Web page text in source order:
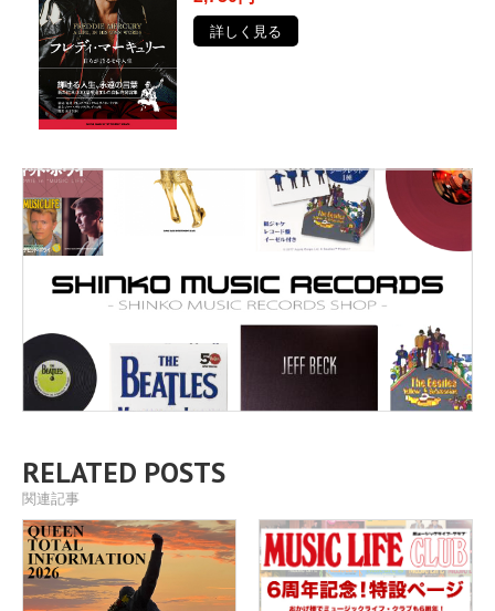
詳しく見る
RELATED POSTS
関連記事